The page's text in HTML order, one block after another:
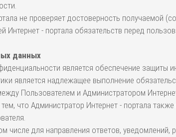
не проверяет достоверность получаемой
Интернет - портала обязательств перед
данных
является обеспечение
является надлежащее выполнение
Пользователем и Администратором
что Администратор Интернет - портала
числе для направления ответов,